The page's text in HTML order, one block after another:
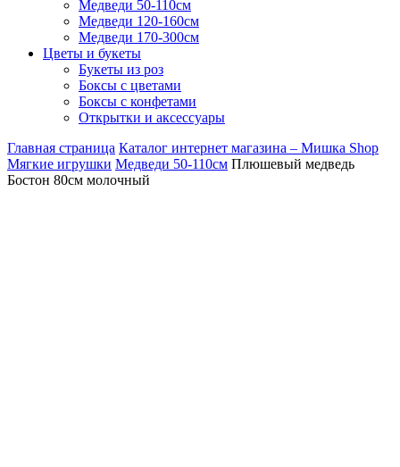
Медведи 50-110см
Медведи 120-160см
Медведи 170-300см
Цветы и букеты
Букеты из роз
Боксы с цветами
Боксы с конфетами
Открытки и аксессуары
Главная страница Каталог интернет магазина – Мишка Shop
Мягкие игрушки Медведи 50-110см Плюшевый медведь
Бостон 80см молочный